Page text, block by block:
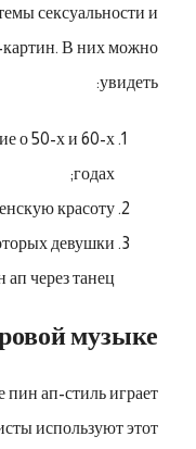
сексуальности и
В них можно
увидеть:
о 50-х и 60-х
годах;
красоту;
девушки
через танец.
музыке
ап-стиль играет
используют этот